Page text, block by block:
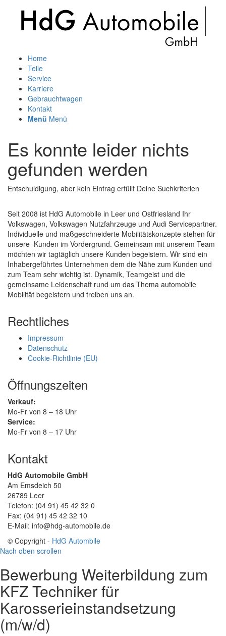
Home
Teile
Service
Karriere
Gebrauchtwagen
Kontakt
Menü Menü
Es konnte leider nichts
gefunden werden
Entschuldigung, aber kein Eintrag erfüllt Deine Suchkriterien
Seit 2008 ist HdG Automobile in Leer und Ostfriesland Ihr
Volkswagen, Volkswagen Nutzfahrzeuge und Audi Servicepartner.
Individuelle und maßgeschneiderte Mobilitätskonzepte stehen für
unsere Kunden im Vordergrund. Gemeinsam mit unserem Team
möchten wir tagtäglich unsere Kunden begeistern. Wir sind ein
Inhabergeführtes Unternehmen dem die Nähe zum Kunden und
zum Team sehr wichtig ist. Dynamik, Teamgeist und die
gemeinsame Leidenschaft rund um das Thema automobile
Mobilität begeistern und treiben uns an.
Rechtliches
Impressum
Datenschutz
Cookie-Richtlinie (EU)
Öffnungszeiten
Verkauf:
Mo-Fr von 8 – 18 Uhr
Service:
Mo-Fr von 8 – 17 Uhr
Kontakt
HdG Automobile GmbH
Am Emsdeich 50
26789 Leer
Telefon: (04 91) 45 42 32 0
Fax: (04 91) 45 42 32 10
E-Mail: info@hdg-automobile.de
© Copyright - HdG Autombile
Nach oben scrollen
Bewerbung Weiterbildung zum
KFZ Techniker für
Karosserieinstandsetzung
(m/w/d)